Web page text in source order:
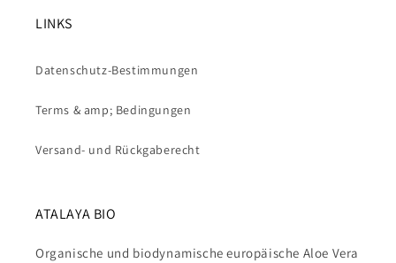
LINKS
Datenschutz-Bestimmungen
Terms & amp; Bedingungen
Versand- und Rückgaberecht
ATALAYA BIO
Organische und biodynamische europäische Aloe Vera